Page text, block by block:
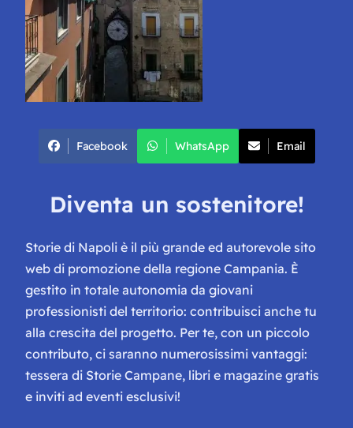
Facebook WhatsApp Email
Diventa un sostenitore!
Storie di Napoli è il più grande ed autorevole sito
web di promozione della regione Campania. È
gestito in totale autonomia da giovani
professionisti del territorio: contribuisci anche tu
alla crescita del progetto. Per te, con un piccolo
contributo, ci saranno numerosissimi vantaggi:
tessera di Storie Campane, libri e magazine gratis
e inviti ad eventi esclusivi!